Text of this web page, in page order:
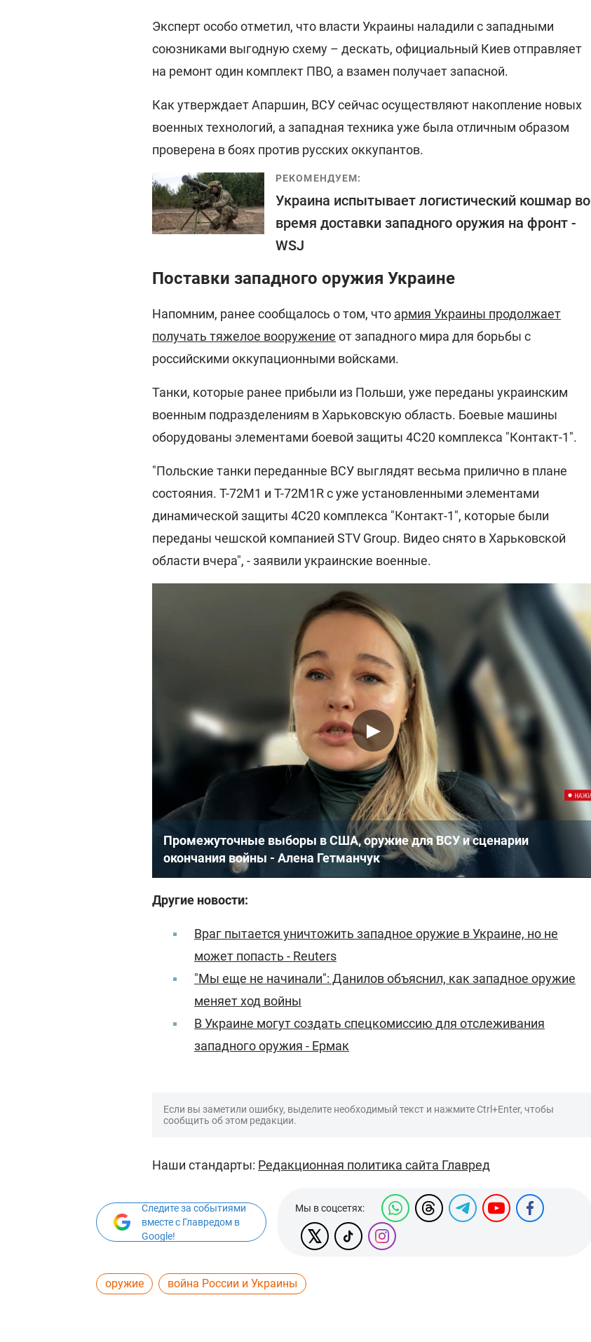
Эксперт особо отметил, что власти Украины наладили с западными
союзниками выгодную схему – дескать, официальный Киев отправляет
на ремонт один комплект ПВО, а взамен получает запасной.
Как утверждает Апаршин, ВСУ сейчас осуществляют накопление новых
военных технологий, а западная техника уже была отличным образом
проверена в боях против русских оккупантов.
РЕКОМЕНДУЕМ:
Украина испытывает логистический кошмар во
время доставки западного оружия на фронт -
WSJ
Поставки западного оружия Украине
Напомним, ранее сообщалось о том, что армия Украины продолжает
получать тяжелое вооружение от западного мира для борьбы с
российскими оккупационными войсками.
Танки, которые ранее прибыли из Польши, уже переданы украинским
военным подразделениям в Харьковскую область. Боевые машины
оборудованы элементами боевой защиты 4С20 комплекса "Контакт-1".
"Польские танки переданные ВСУ выглядят весьма прилично в плане
состояния. Т-72М1 и Т-72М1R с уже установленными элементами
динамической защиты 4С20 комплекса "Контакт-1", которые были
переданы чешской компанией STV Group. Видео снято в Харьковской
области вчера", - заявили украинские военные.
Промежуточные выборы в США, оружие для ВСУ и сценарии
окончания войны - Алена Гетманчук
Другие новости:
Враг пытается уничтожить западное оружие в Украине, но не
может попасть - Reuters
"Мы еще не начинали": Данилов объяснил, как западное оружие
меняет ход войны
В Украине могут создать спецкомиссию для отслеживания
западного оружия - Ермак
Если вы заметили ошибку, выделите необходимый текст и нажмите Ctrl+Enter, чтобы
сообщить об этом редакции.
Наши стандарты: Редакционная политика сайта Главред
Следите за событиями
вместе с Главредом в
Google!
Мы в соцсетях:
оружие война России и Украины